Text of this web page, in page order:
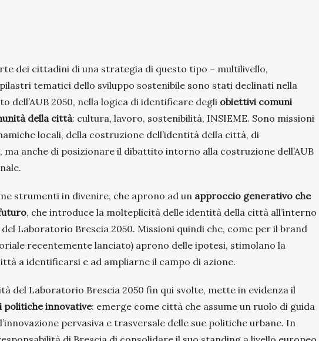
dei cittadini di una strategia di questo tipo – multilivello,
tematici dello sviluppo sostenibile sono stati declinati nella
dell’AUB 2050, nella logica di identificare degli obiettivi comuni
della città: cultura, lavoro, sostenibilità, INSIEME. Sono missioni
locali, della costruzione dell’identità della città, di
anche di posizionare il dibattito intorno alla costruzione dell’AUB
strumenti in divenire, che aprono ad un approccio generativo che
, che introduce la molteplicità delle identità della città all’interno
Laboratorio Brescia 2050. Missioni quindi che, come per il brand
recentemente lanciato) aprono delle ipotesi, stimolano la
a identificarsi e ad ampliarne il campo di azione.
del Laboratorio Brescia 2050 fin qui svolte, mette in evidenza il
innovative: emerge come città che assume un ruolo di guida
pervasiva e trasversale delle sue politiche urbane. In